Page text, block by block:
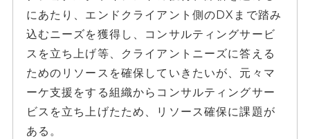
にあたり、エンドクライアント側のDXまで踏み
込むニーズを獲得し、コンサルティングサービ
スを立ち上げ等、クライアントニーズに答える
ためのリソースを確保していきたいが、元々マ
ーケ支援をする組織からコンサルティングサー
ビスを立ち上げたため、リソース確保に課題が
ある。